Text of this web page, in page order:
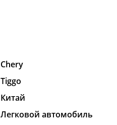
Chery
Tiggo
Китай
Легковой автомобиль